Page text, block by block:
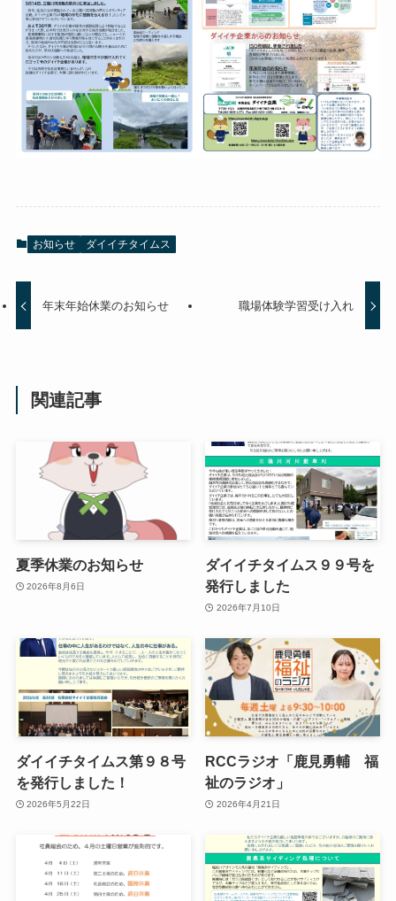
お知らせ ダイイチタイムス
年末年始休業のお知らせ 職場体験学習受け入れ
関連記事
夏季休業のお知らせ
2026年8月6日
ダイイチタイムス９９号を
発行しました
2026年7月10日
ダイイチタイムス第９８号
を発行しました！
2026年5月22日
RCCラジオ「鹿見勇輔 福
祉のラジオ」
2026年4月21日